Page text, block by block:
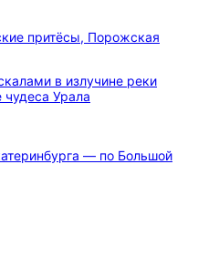
притёсы, Порожская
в излучине реки
чудеса Урала